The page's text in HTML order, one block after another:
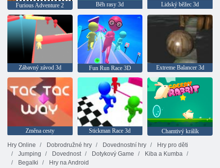
Furious Adventure 2 Běh rasy 3d Lidský běžec 3d
Zábavný závod 3d Fun Run Race 3D Extreme Balancer 3d
Změna cesty Stickman Race 3d
Chamtivý králík
Hry Online
Dobrodružné hry Dovednostní hry
Hry pro děti
Jumping
Dovednost Dotykový Game
Kiba a Kumba
Begalki
Hry na Android